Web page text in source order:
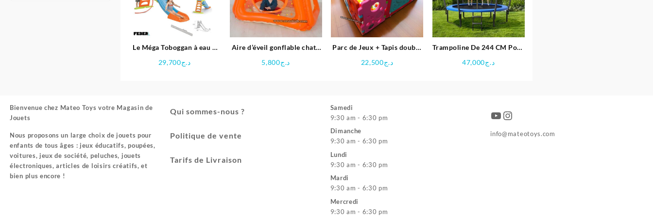
Le Méga Toboggan à eau –
د.ج29,700
Aire d’éveil gonflable chat |
د.ج5,800
Parc de Jeux + Tapis double
د.ج22,500
Trampoline De 244 CM Pour
د.ج47,000
Bienvenue chez Mateo Toys votre Magasin de
Jouets
Nous proposons un large choix de jouets pour
enfants de tous âges : jeux éducatifs, poupées,
voitures, jeux de société, peluches, jouets
électroniques, articles de loisirs créatifs, et
bien plus encore !
Qui sommes-nous ?
Politique de vente
Tarifs de Livraison
Samedi
9:30 am - 6:30 pm
Dimanche
9:30 am - 6:30 pm
Lundi
9:30 am - 6:30 pm
Mardi
9:30 am - 6:30 pm
Mercredi
9:30 am - 6:30 pm
YouTube
Instagram
info@mateotoys.com